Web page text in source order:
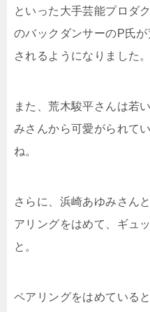
といった大手芸能プロダ
のバックダンサーのP氏
されるようになりました。
また、荒木駿平さんは若
みさんから可愛がられて
ね。
さらに、浜崎あゆみさん
アリングをはめて、ギュ
と。
ペアリングをはめている